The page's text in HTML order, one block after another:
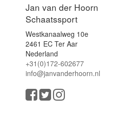
Jan van der Hoorn
Schaatssport
Westkanaalweg 10e
2461 EC Ter Aar
Nederland
+31(0)172-602677
info@janvanderhoorn.nl